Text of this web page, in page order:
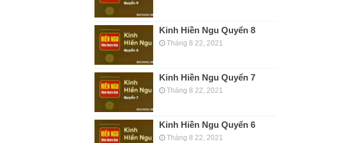
Kinh Hiền Ngu Quyển 8
Tháng 8 22, 2021
Kinh Hiền Ngu Quyển 7
Tháng 8 22, 2021
Kinh Hiền Ngu Quyển 6
Tháng 8 22, 2021